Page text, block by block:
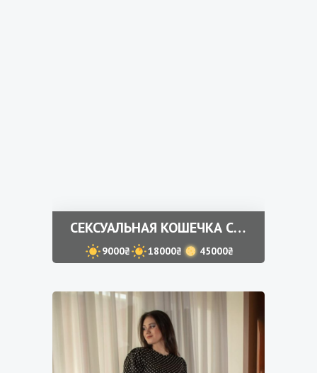
СЕКСУАЛЬНАЯ КОШЕЧКА СВЕДУ ТЕБЯ С УМА
9000₴ 18000₴ 45000₴